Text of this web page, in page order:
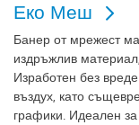
Еко Меш
Банер от мрежест
издръжлив
Изработен без
въздух, като
графики. Идеален